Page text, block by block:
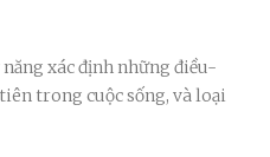
xác định những điều-
trong cuộc sống, và loại